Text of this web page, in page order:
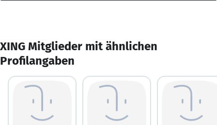
XING Mitglieder mit ähnlichen
Profilangaben